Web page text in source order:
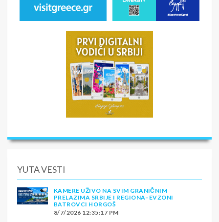
YUTA VESTI
KAMERE UŽIVO NA SVIM GRANIČNIM
PRELAZIMA SRBIJE I REGIONA–EVZONI
BATROVCI HORGOŠ
8/7/2026 12:35:17 PM